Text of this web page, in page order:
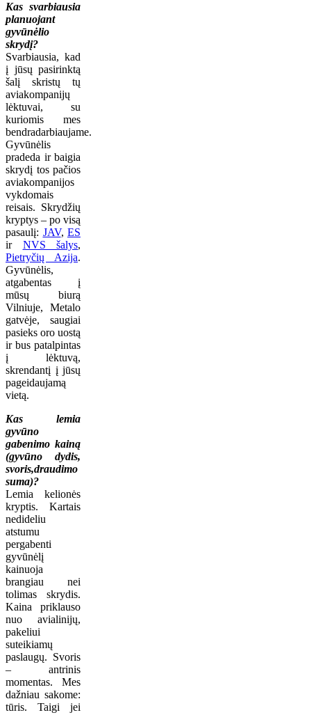
Kas svarbiausia
planuojant
gyvūnėlio
skrydį?
Svarbiausia, kad
į jūsų pasirinktą
šalį skristų tų
aviakompanijų
lėktuvai, su
kuriomis mes
bendradarbiaujame.
Gyvūnėlis
pradeda ir baigia
skrydį tos pačios
aviakompanijos
vykdomais
reisais. Skrydžių
kryptys – po visą
pasaulį: JAV, ES
ir NVS šalys,
Pietryčių Azija.
Gyvūnėlis,
atgabentas į
mūsų biurą
Vilniuje, Metalo
gatvėje, saugiai
pasieks oro uostą
ir bus patalpintas
į lėktuvą,
skrendantį į jūsų
pageidaujamą
vietą.
Kas lemia
gyvūno
gabenimo kainą
(gyvūno dydis,
svoris,draudimo
suma)?
Lemia kelionės
kryptis. Kartais
nedideliu
atstumu
pergabenti
gyvūnėlį
kainuoja
brangiau nei
tolimas skrydis.
Kaina priklauso
nuo avialinijų,
pakeliui
suteikiamų
paslaugų. Svoris
– antrinis
momentas. Mes
dažniau sakome:
tūris. Taigi jei